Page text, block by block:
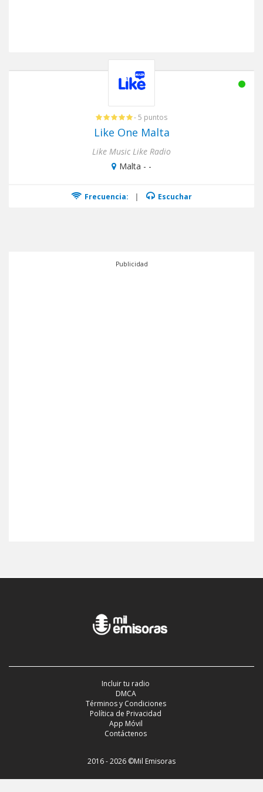
- 5 puntos
Like One Malta
Like Music Like Radio
Malta - -
Frecuencia: | Escuchar
Publicidad
Incluir tu radio
DMCA
Términos y Condiciones
Política de Privacidad
App Móvil
Contáctenos
2016 - 2026 ©Mil Emisoras